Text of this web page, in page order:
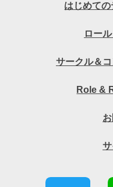
はじめて
ロー
サークル＆
Role &